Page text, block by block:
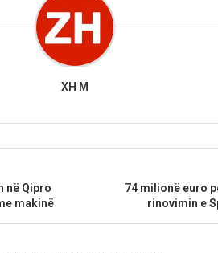
XH M
në Qipro
makinë
74 milionë euro
rinovimin e